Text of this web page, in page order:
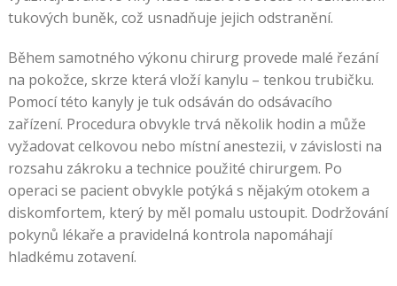
mnoha
šancemi
na
výhru
Fortuna
Casino
Cz
2026
tukových buněk, což usnadňuje jejich odstranění.
Během samotného výkonu chirurg provede malé řezání
na pokožce, skrze která vloží kanylu – tenkou trubičku.
Pomocí této kanyly je tuk odsáván do odsávacího
zařízení. Procedura obvykle trvá několik hodin a může
vyžadovat celkovou nebo místní anestezii, v závislosti na
rozsahu zákroku a technice použité chirurgem. Po
operaci se pacient obvykle potýká s nějakým otokem a
diskomfortem, který by měl pomalu ustoupit. Dodržování
pokynů lékaře a pravidelná kontrola napomáhají
hladkému zotavení.